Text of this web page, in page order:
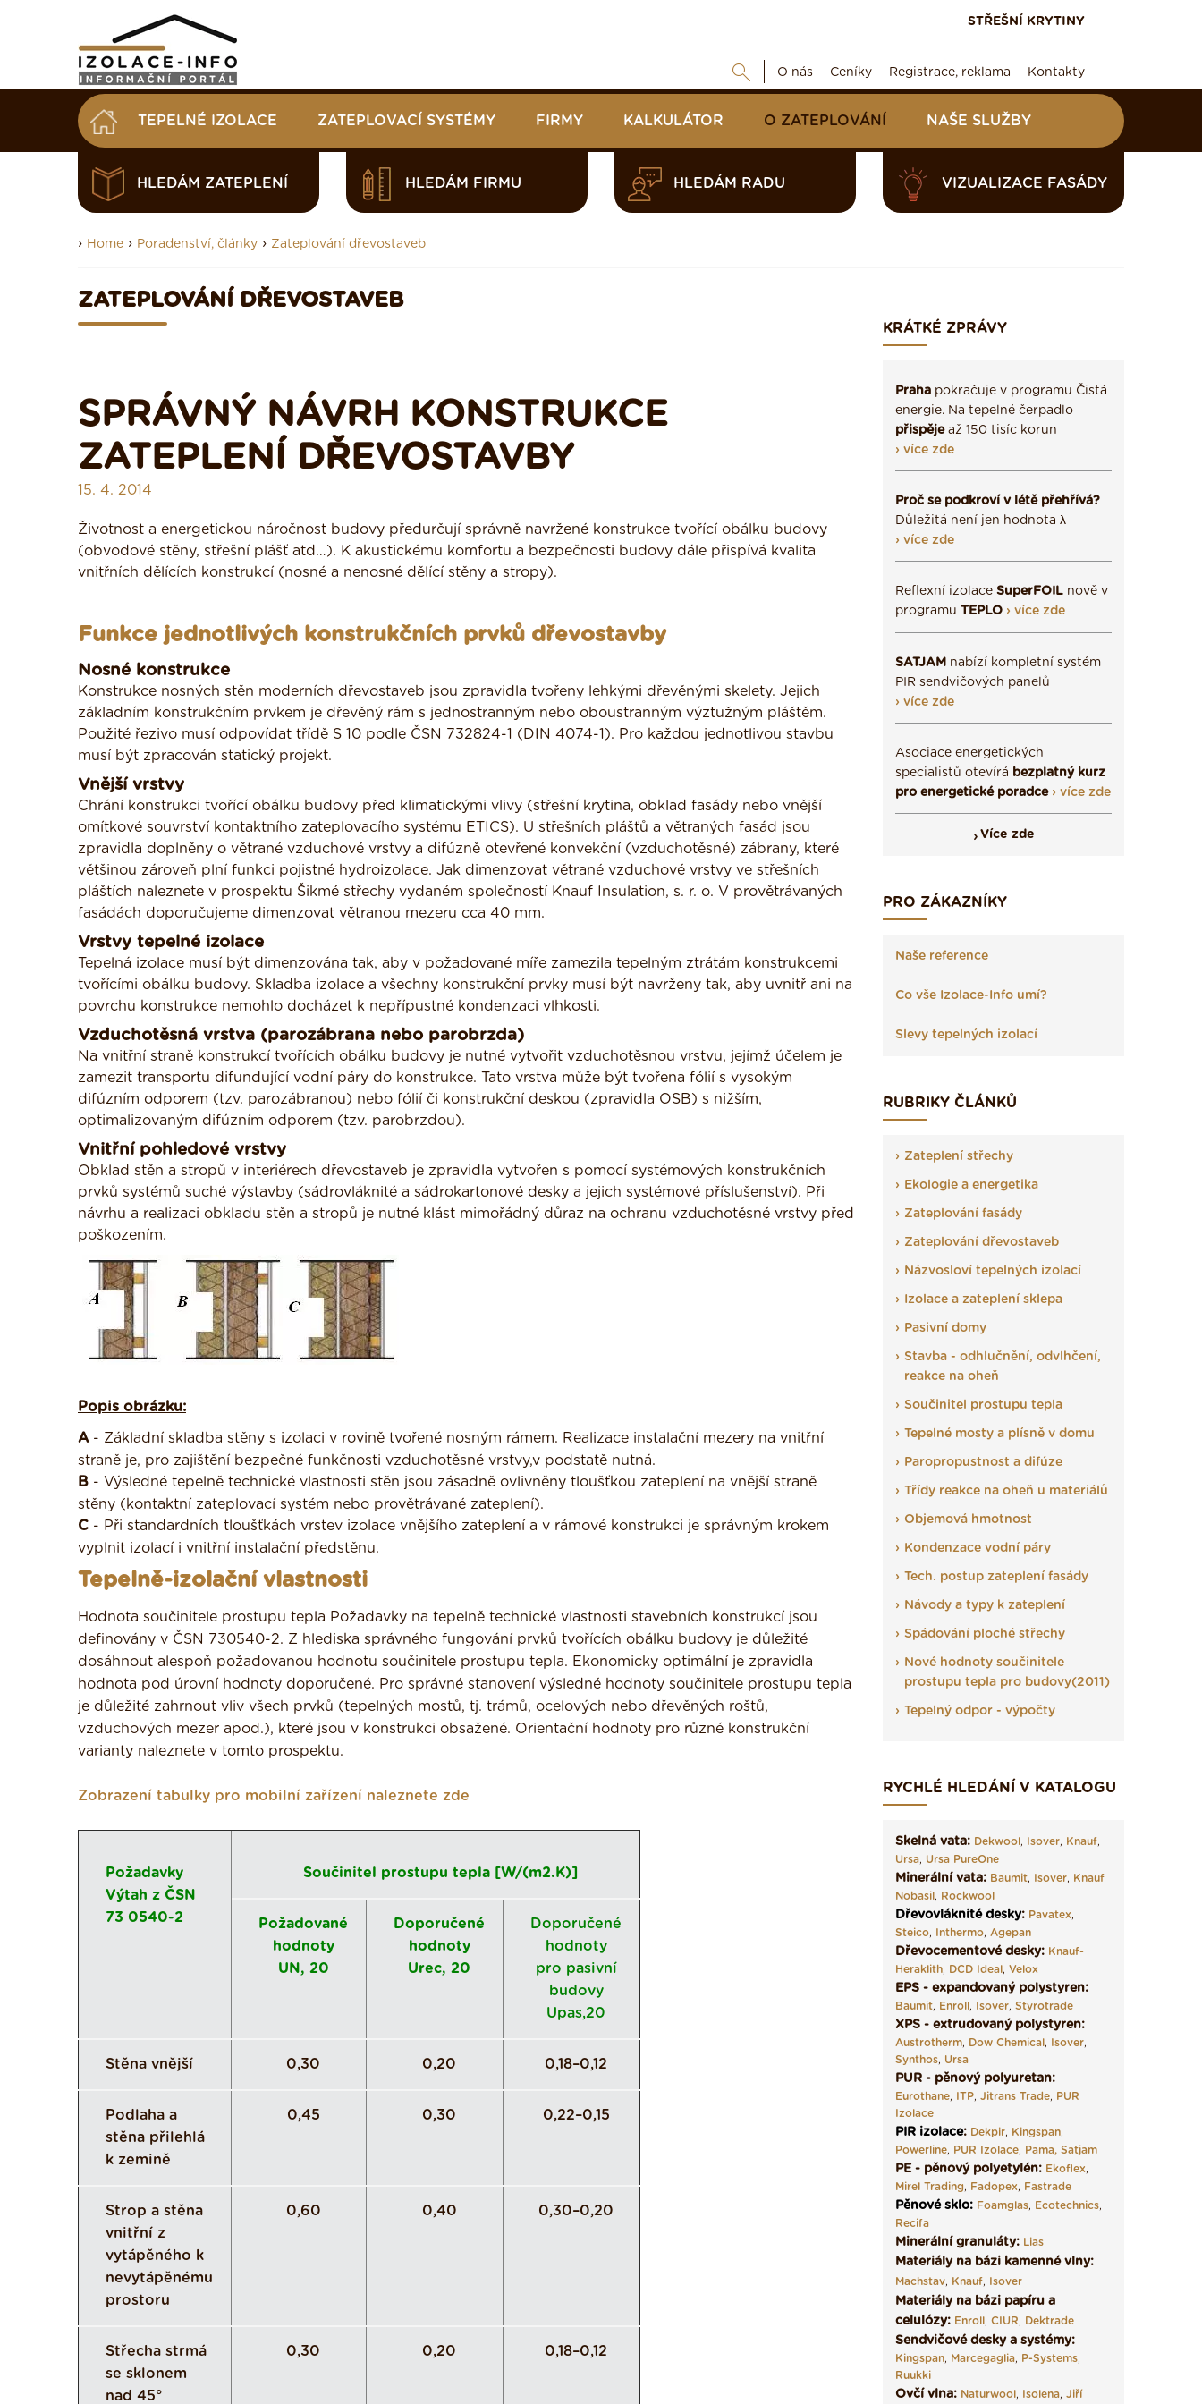
STŘEŠNÍ KRYTINY
O nás Ceníky Registrace, reklama Kontakty
TEPELNÉ IZOLACE ZATEPLOVACÍ SYSTÉMY FIRMY KALKULÁTOR O ZATEPLOVÁNÍ NAŠE SLUŽBY
HLEDÁM ZATEPLENÍ HLEDÁM FIRMU HLEDÁM RADU VIZUALIZACE FASÁDY
› Home › Poradenství, články › Zateplování dřevostaveb
ZATEPLOVÁNÍ DŘEVOSTAVEB
SPRÁVNÝ NÁVRH KONSTRUKCE
ZATEPLENÍ DŘEVOSTAVBY
15. 4. 2014
Životnost a energetickou náročnost budovy předurčují správně navržené konstrukce tvořící obálku budovy
(obvodové stěny, střešní plášť atd…). K akustickému komfortu a bezpečnosti budovy dále přispívá kvalita
vnitřních dělících konstrukcí (nosné a nenosné dělící stěny a stropy).
Funkce jednotlivých konstrukčních prvků dřevostavby
Nosné konstrukce
Konstrukce nosných stěn moderních dřevostaveb jsou zpravidla tvořeny lehkými dřevěnými skelety. Jejich
základním konstrukčním prvkem je dřevěný rám s jednostranným nebo oboustranným výztužným pláštěm.
Použité řezivo musí odpovídat třídě S 10 podle ČSN 732824-1 (DIN 4074-1). Pro každou jednotlivou stavbu
musí být zpracován statický projekt.
Vnější vrstvy
Chrání konstrukci tvořící obálku budovy před klimatickými vlivy (střešní krytina, obklad fasády nebo vnější
omítkové souvrství kontaktního zateplovacího systému ETICS). U střešních plášťů a větraných fasád jsou
zpravidla doplněny o větrané vzduchové vrstvy a difúzně otevřené konvekční (vzduchotěsné) zábrany, které
většinou zároveň plní funkci pojistné hydroizolace. Jak dimenzovat větrané vzduchové vrstvy ve střešních
pláštích naleznete v prospektu Šikmé střechy vydaném společností Knauf Insulation, s. r. o. V provětrávaných
fasádách doporučujeme dimenzovat větranou mezeru cca 40 mm.
Vrstvy tepelné izolace
Tepelná izolace musí být dimenzována tak, aby v požadované míře zamezila tepelným ztrátám konstrukcemi
tvořícími obálku budovy. Skladba izolace a všechny konstrukční prvky musí být navrženy tak, aby uvnitř ani na
povrchu konstrukce nemohlo docházet k nepřípustné kondenzaci vlhkosti.
Vzduchotěsná vrstva (parozábrana nebo parobrzda)
Na vnitřní straně konstrukcí tvořících obálku budovy je nutné vytvořit vzduchotěsnou vrstvu, jejímž účelem je
zamezit transportu difundující vodní páry do konstrukce. Tato vrstva může být tvořena fólií s vysokým
difúzním odporem (tzv. parozábranou) nebo fólií či konstrukční deskou (zpravidla OSB) s nižším,
optimalizovaným difúzním odporem (tzv. parobrzdou).
Vnitřní pohledové vrstvy
Obklad stěn a stropů v interiérech dřevostaveb je zpravidla vytvořen s pomocí systémových konstrukčních
prvků systémů suché výstavby (sádrovláknité a sádrokartonové desky a jejich systémové příslušenství). Při
návrhu a realizaci obkladu stěn a stropů je nutné klást mimořádný důraz na ochranu vzduchotěsné vrstvy před
poškozením.
Popis obrázku:
A- Základní skladba stěny s izolaci v rovině tvořené nosným rámem. Realizace instalační mezery na vnitřní
straně je, pro zajištění bezpečné funkčnosti vzduchotěsné vrstvy,v podstatě nutná.
B - Výsledné tepelně technické vlastnosti stěn jsou zásadně ovlivněny tloušťkou zateplení na vnější straně
stěny (kontaktní zateplovací systém nebo provětrávané zateplení).
C - Při standardních tloušťkách vrstev izolace vnějšího zateplení a v rámové konstrukci je správným krokem
vyplnit izolací i vnitřní instalační předstěnu.
Tepelně-izolační vlastnosti
Hodnota součinitele prostupu tepla Požadavky na tepelně technické vlastnosti stavebních konstrukcí jsou
definovány v ČSN 730540-2. Z hlediska správného fungování prvků tvořících obálku budovy je důležité
dosáhnout alespoň požadovanou hodnotu součinitele prostupu tepla. Ekonomicky optimální je zpravidla
hodnota pod úrovní hodnoty doporučené. Pro správné stanovení výsledné hodnoty součinitele prostupu tepla
je důležité zahrnout vliv všech prvků (tepelných mostů, tj. trámů, ocelových nebo dřevěných roštů,
vzduchových mezer apod.), které jsou v konstrukci obsažené. Orientační hodnoty pro různé konstrukční
varianty naleznete v tomto prospektu.
Zobrazení tabulky pro mobilní zařízení naleznete zde
Požadavky
Výtah z ČSN
73 0540-2
Součinitel prostupu tepla [W/(m2.K)]
Požadované
hodnoty
UN, 20
Doporučené
hodnoty
Urec, 20
Doporučené
hodnoty
pro pasivní
budovy
Upas,20
Stěna vnější 0,30 0,20 0,18–0,12
Podlaha a
stěna přilehlá
k zemině
0,45 0,30 0,22–0,15
Strop a stěna
vnitřní z
vytápěného k
nevytápěnému
prostoru
0,60 0,40 0,30–0,20
Střecha strmá
se sklonem
nad 45°
0,30 0,20 0,18–0,12
KRÁTKÉ ZPRÁVY
Praha pokračuje v programu Čistá
energie. Na tepelné čerpadlo
přispějeaž 150 tisíc korun
› více zde
Proč se podkroví v létě přehřívá?
Důležitá není jen hodnota λ
› více zde
Reflexní izolace SuperFOIL nově v
programu TEPLO › více zde
SATJAM nabízí kompletní systém
PIR sendvičových panelů
› více zde
Asociace energetických
specialistů otevírá bezplatný kurz
pro energetické poradce › více zde
Více zde
PRO ZÁKAZNÍKY
Naše reference
Co vše Izolace-Info umí?
Slevy tepelných izolací
RUBRIKY ČLÁNKŮ
Zateplení střechy
Ekologie a energetika
Zateplování fasády
Zateplování dřevostaveb
Názvosloví tepelných izolací
Izolace a zateplení sklepa
Pasivní domy
Stavba - odhlučnění, odvlhčení,
reakce na oheň
Součinitel prostupu tepla
Tepelné mosty a plísně v domu
Paropropustnost a difúze
Třídy reakce na oheň u materiálů
Objemová hmotnost
Kondenzace vodní páry
Tech. postup zateplení fasády
Návody a typy k zateplení
Spádování ploché střechy
Nové hodnoty součinitele
prostupu tepla pro budovy(2011)
Tepelný odpor - výpočty
RYCHLÉ HLEDÁNÍ V KATALOGU
Skelná vata: Dekwool, Isover, Knauf,
Ursa, Ursa PureOne
Minerální vata: Baumit, Isover, Knauf
Nobasil, Rockwool
Dřevovláknité desky: Pavatex,
Steico, Inthermo, Agepan
Dřevocementové desky: Knauf-
Heraklith, DCD Ideal, Velox
EPS - expandovaný polystyren:
Baumit, Enroll, Isover, Styrotrade
XPS - extrudovaný polystyren:
Austrotherm, Dow Chemical, Isover,
Synthos, Ursa
PUR - pěnový polyuretan:
Eurothane, ITP, Jitrans Trade, PUR
Izolace
PIR izolace: Dekpir, Kingspan,
Powerline, PUR Izolace, Pama, Satjam
PE - pěnový polyetylén: Ekoflex,
Mirel Trading, Fadopex, Fastrade
Pěnové sklo: Foamglas, Ecotechnics,
Recifa
Minerální granuláty: Lias
Materiály na bázi kamenné vlny:
Machstav, Knauf, Isover
Materiály na bázi papíru a
celulózy: Enroll, CIUR, Dektrade
Sendvičové desky a systémy:
Kingspan, Marcegaglia, P-Systems,
Ruukki
Ovčí vlna: Naturwool, Isolena, Jiří